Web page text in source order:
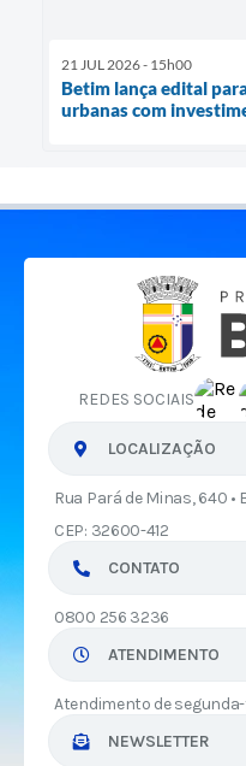
21 JUL 2026 - 15h00
Betim lança edital
urbanas com
REDES SOCIAIS
LOCALIZAÇÃO
Rua Pará de Minas, 640 •
CEP: 32600-412
CONTATO
0800 256 3236
ATENDIMENTO
Atendimento de
NEWSLETTER